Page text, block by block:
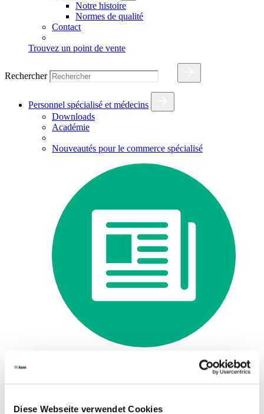
Diese Webseite verwendet Cookies
Notre histoire
Normes de qualité
Contact
Trouvez un point de vente
Rechercher
Personnel spécialisé et médecins
Downloads
Académie
Nouveautés pour le commerce spécialisé
Trouvez un point de vente